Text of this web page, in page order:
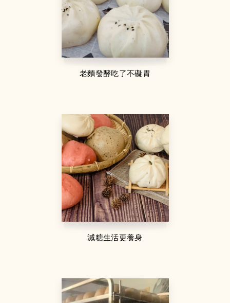
老麵發酵吃了不礙胃
減糖生活更養身